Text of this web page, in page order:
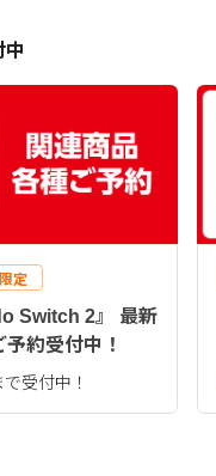
中
定
Switch 2』 最新
約受付中！
で受付中！